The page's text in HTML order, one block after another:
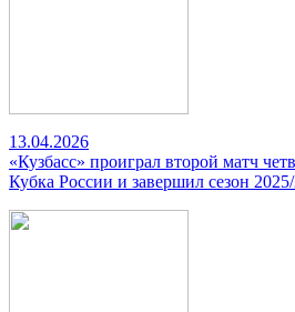
13.04.2026
«Кузбасс» проиграл второй матч
Кубка России и завершил сезон